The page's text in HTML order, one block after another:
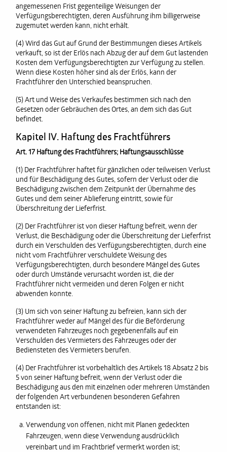
angemessenen Frist gegenteilige Weisungen der
Verfügungsberechtigten, deren Ausführung ihm billigerweise
zugemutet werden kann, nicht erhält.
(4) Wird das Gut auf Grund der Bestimmungen dieses Artikels
verkauft, so ist der Erlös nach Abzug der auf dem Gut lastenden
Kosten dem Verfügungsberechtigten zur Verfügung zu stellen.
Wenn diese Kosten höher sind als der Erlös, kann der
Frachtführer den Unterschied beanspruchen.
(5) Art und Weise des Verkaufes bestimmen sich nach den
Gesetzen oder Gebräuchen des Ortes, an dem sich das Gut
befindet.
Kapitel IV. Haftung des Frachtführers
Art. 17 Haftung des Frachtführers; Haftungsausschlüsse
(1) Der Frachtführer haftet für gänzlichen oder teilweisen Verlust
und für Beschädigung des Gutes, sofern der Verlust oder die
Beschädigung zwischen dem Zeitpunkt der Übernahme des
Gutes und dem seiner Ablieferung eintritt, sowie für
Überschreitung der Lieferfrist.
(2) Der Frachtführer ist von dieser Haftung befreit, wenn der
Verlust, die Beschädigung oder die Überschreitung der Lieferfrist
durch ein Verschulden des Verfügungsberechtigten, durch eine
nicht vom Frachtführer verschuldete Weisung des
Verfügungsberechtigten, durch besondere Mängel des Gutes
oder durch Umstände verursacht worden ist, die der
Frachtführer nicht vermeiden und deren Folgen er nicht
abwenden konnte.
(3) Um sich von seiner Haftung zu befreien, kann sich der
Frachtführer weder auf Mängel des für die Beförderung
verwendeten Fahrzeuges noch gegebenenfalls auf ein
Verschulden des Vermieters des Fahrzeuges oder der
Bediensteten des Vermieters berufen.
(4) Der Frachtführer ist vorbehaltlich des Artikels 18 Absatz 2 bis
5 von seiner Haftung befreit, wenn der Verlust oder die
Beschädigung aus den mit einzelnen oder mehreren Umständen
der folgenden Art verbundenen besonderen Gefahren
entstanden ist:
Verwendung von offenen, nicht mit Planen gedeckten
Fahrzeugen, wenn diese Verwendung ausdrücklich
vereinbart und im Frachtbrief vermerkt worden ist;